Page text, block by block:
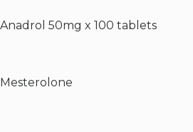
Anadrol 50mg x 100 tablets
Mesterolone